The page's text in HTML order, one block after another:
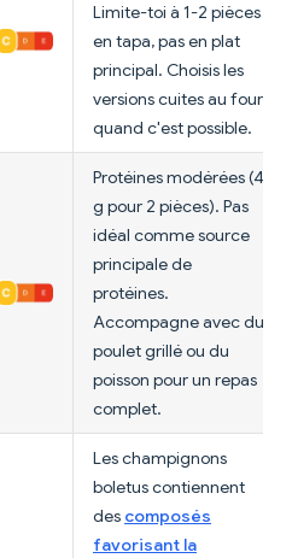
Limite-toi à 1-2 pièces
en tapa, pas en plat
principal. Choisis les
versions cuites au four
quand c'est possible.
Protéines modérées (4
g pour 2 pièces). Pas
idéal comme source
principale de
protéines.
Accompagne avec du
poulet grillé ou du
poisson pour un repas
complet.
Les champignons
boletus contiennent
des composés
favorisant la